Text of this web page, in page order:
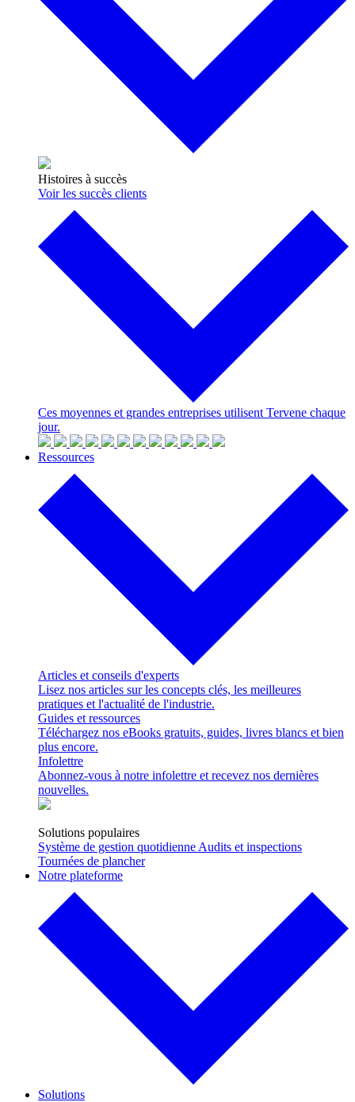
Histoires à succès
Voir les succès clients
Ces moyennes et grandes entreprises utilisent Tervene chaque
jour.
Ressources
Articles et conseils d'experts
Lisez nos articles sur les concepts clés, les meilleures
pratiques et l'actualité de l'industrie.
Guides et ressources
Téléchargez nos eBooks gratuits, guides, livres blancs et bien
plus encore.
Infolettre
Abonnez-vous à notre infolettre et recevez nos dernières
nouvelles.
Solutions populaires
Système de gestion quotidienne Audits et inspections
Tournées de plancher
Notre plateforme
Solutions